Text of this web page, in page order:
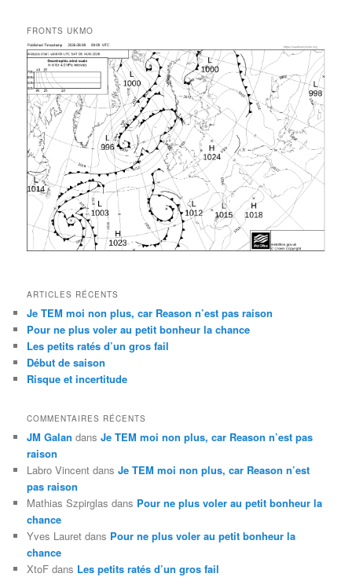
FRONTS UKMO
ARTICLES RÉCENTS
Je TEM moi non plus, car Reason n’est pas raison
Pour ne plus voler au petit bonheur la chance
Les petits ratés d’un gros fail
Début de saison
Risque et incertitude
COMMENTAIRES RÉCENTS
JM Galan dansJe TEM moi non plus, car Reason n’est pas
raison
Labro Vincent dansJe TEM moi non plus, car Reason n’est
pas raison
Mathias Szpirglas dans Pour ne plus voler au petit bonheur la
chance
Yves Lauret dans Pour ne plus voler au petit bonheur la
chance
XtoF dans Les petits ratés d’un gros fail